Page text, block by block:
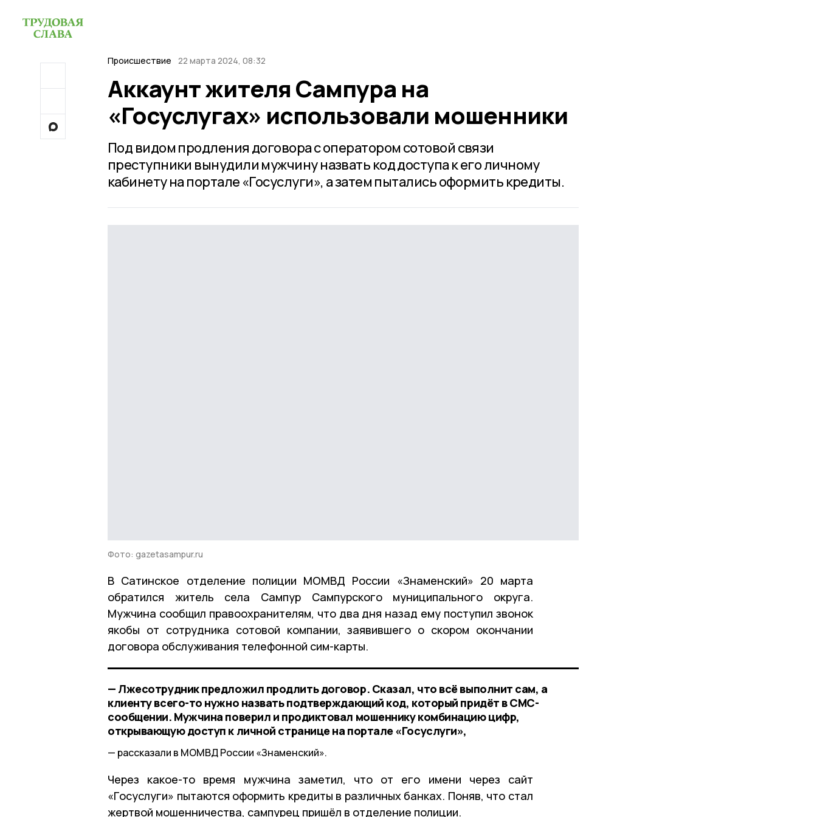
Происшествие 22 марта 2024, 08:32
Аккаунт жителя Сампура на
«Госуслугах» использовали мошенники
Под видом продления договора с оператором сотовой связи
преступники вынудили мужчину назвать код доступа к его личному
кабинету на портале «Госуслуги», а затем пытались оформить кредиты.
Фото: gazetasampur.ru
В Сатинское отделение полиции МОМВД России «Знаменский» 20 марта
обратился житель села Сампур Сампурского муниципального округа.
Мужчина сообщил правоохранителям, что два дня назад ему поступил звонок
якобы от сотрудника сотовой компании, заявившего о скором окончании
договора обслуживания телефонной сим-карты.
— Лжесотрудник предложил продлить договор. Сказал, что всё выполнит сам, а
клиенту всего-то нужно назвать подтверждающий код, который придёт в СМС-
сообщении. Мужчина поверил и продиктовал мошеннику комбинацию цифр,
открывающую доступ к личной странице на портале «Госуслуги»,
рассказали в МОМВД России «Знаменский».
Через какое-то время мужчина заметил, что от его имени через сайт
«Госуслуги» пытаются оформить кредиты в различных банках. Поняв, что стал
жертвой мошенничества, сампурец пришёл в отделение полиции.